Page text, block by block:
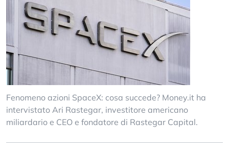
Fenomeno azioni SpaceX: cosa succede? Money.it ha
intervistato Ari Rastegar, investitore americano
miliardario e CEO e fondatore di Rastegar Capital.